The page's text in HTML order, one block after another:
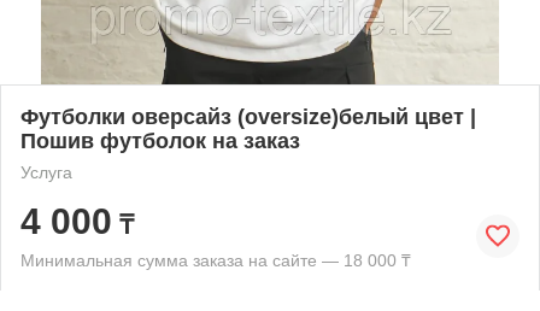
Футболки оверсайз (oversize)белый цвет |
Пошив футболок на заказ
Услуга
4 000 ₸
Минимальная сумма заказа на сайте — 18 000 ₸